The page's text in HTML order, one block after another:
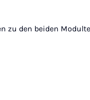
zu den beiden